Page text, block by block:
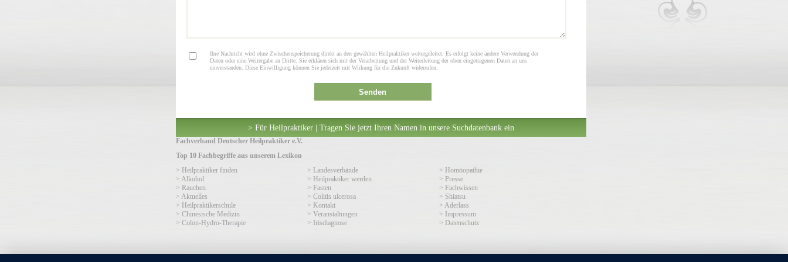
Ihre Nachricht wird ohne Zwischenspeicherung direkt an den gewählten Heilpraktiker weitergeleitet. Es erfolgt keine andere Verwendung der
Daten oder eine Weitergabe an Dritte. Sie erklären sich mit der Verarbeitung und der Weiterleitung der oben eingetragenen Daten an uns
einverstanden. Diese Einwilligung können Sie jederzeit mit Wirkung für die Zukunft widerrufen.
Senden
> Für Heilpraktiker | Tragen Sie jetzt Ihren Namen in unsere Suchdatenbank ein
Fachverband Deutscher Heilpraktiker e.V.
Top 10 Fachbegriffe aus unserem Lexikon
> Heilpraktiker finden
> Landesverbände
> Homöopathie
> Alkohol
> Heilpraktiker werden
> Presse
> Rauchen
> Fasten
> Fachwissen
> Aktuelles
> Colitis ulcerosa
> Shiatsu
> Heilpraktikerschule
> Kontakt
> Aderlass
> Chinesische Medizin
> Veranstaltungen
> Impressum
> Colon-Hydro-Therapie
> Irisdiagnose > Datenschutz